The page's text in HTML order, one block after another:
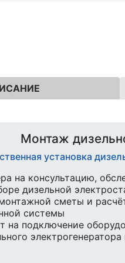
Монтаж
установка
на консультацию,
дизельной
сметы и
системы
на подключение
электрогенератора